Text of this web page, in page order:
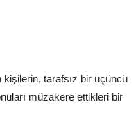
tarafsız bir üçüncü
müzakere ettikleri bir